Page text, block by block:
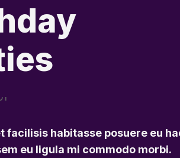
facilisis habitasse posuere eu
eu ligula mi commodo morbi.